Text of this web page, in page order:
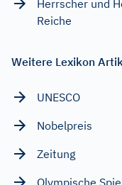
Herrscher und
Reiche
Weitere Lexikon
UNESCO
Nobelpreis
Zeitung
Olympische